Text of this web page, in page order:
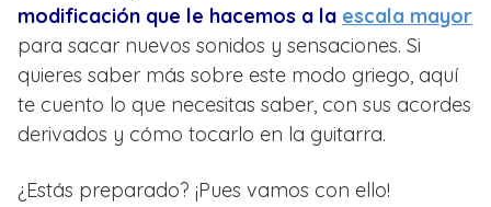
modificación que le hacemos a la escala mayor
para sacar nuevos sonidos y sensaciones. Si
quieres saber más sobre este modo griego, aquí
te cuento lo que necesitas saber, con sus acordes
derivados y cómo tocarlo en la guitarra.
¿Estás preparado? ¡Pues vamos con ello!